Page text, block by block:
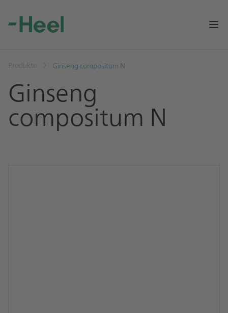
Produkte Ginseng compositum N
Ginseng
compositum N